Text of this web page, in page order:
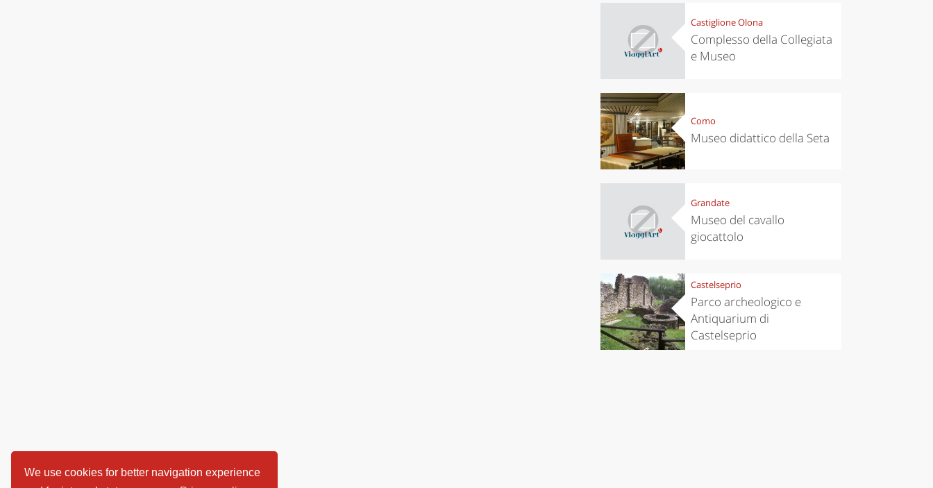
We use cookies for better navigation experience
Castiglione Olona
Complesso della Collegiata
e Museo
Como
Museo didattico della Seta
Grandate
Museo del cavallo
giocattolo
Castelseprio
Parco archeologico e
Antiquarium di
Castelseprio